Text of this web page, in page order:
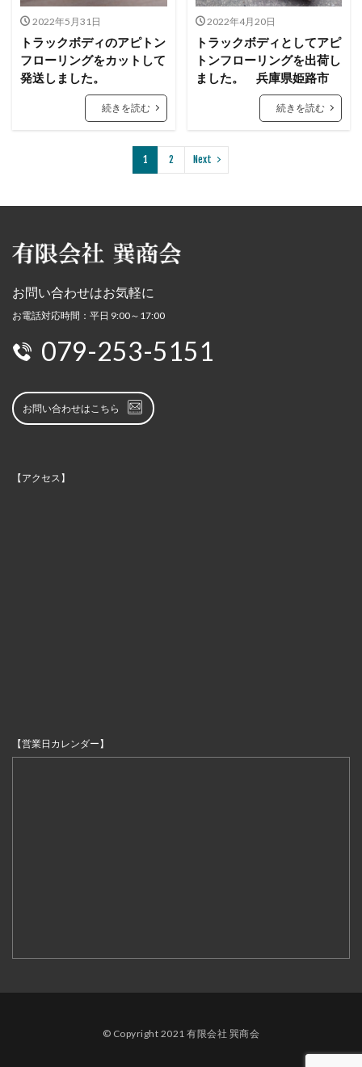
2022年5月31日
トラックボディのアピトン
フローリングをカットして
発送しました。
続きを読む
2022年4月20日
トラックボディとしてアピ
トンフローリングを出荷し
ました。 兵庫県姫路市
続きを読む
1 2 Next
お問い合わせはお気軽に
お電話対応時間：平日 9:00～17:00
079-253-5151
お問い合わせはこちら
【アクセス】
【営業日カレンダー】
© Copyright 2021 有限会社 巽商会